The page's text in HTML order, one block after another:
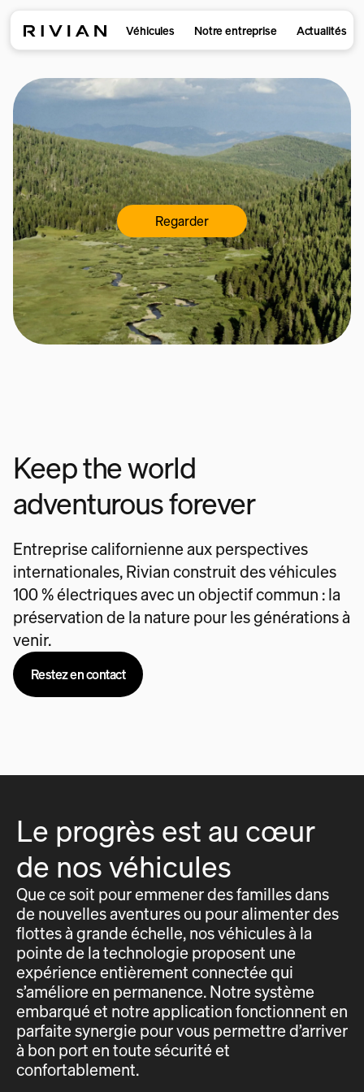
Véhicules Notre entreprise Actualités
Regarder
Keep the world
adventurous forever
Entreprise californienne aux perspectives
internationales, Rivian construit des véhicules
100 % électriques avec un objectif commun : la
préservation de la nature pour les générations à
venir.
Restez en contact
Le progrès est au cœur
de nos véhicules
Que ce soit pour emmener des familles dans
de nouvelles aventures ou pour alimenter des
flottes à grande échelle, nos véhicules à la
pointe de la technologie proposent une
expérience entièrement connectée qui
s’améliore en permanence. Notre système
embarqué et notre application fonctionnent en
parfaite synergie pour vous permettre d’arriver
à bon port en toute sécurité et
confortablement.